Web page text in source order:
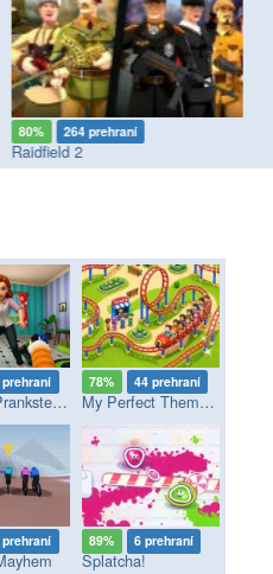
80% 264 prehraní
Raidfield 2
prehraní
Bad Cat Prankster - Mom’s Return
78% 44 prehraní
My Perfect Theme Park
prehraní 89% 6 prehraní
Splatcha!